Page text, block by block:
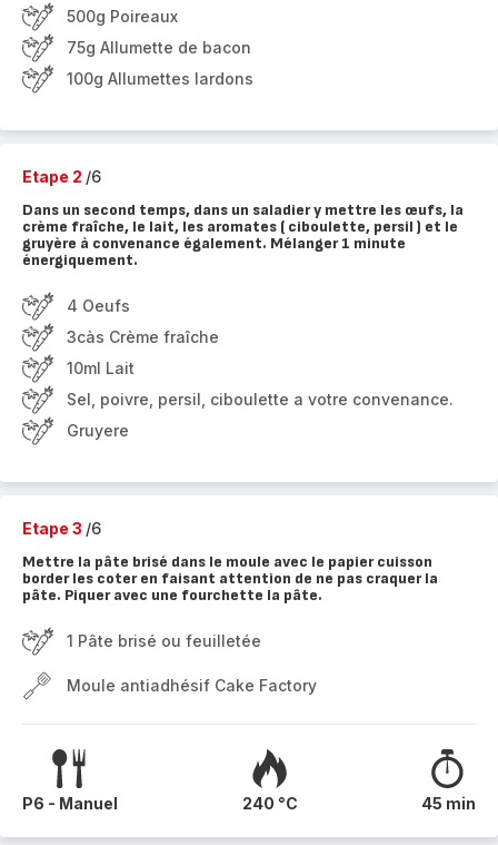
500g Poireaux
75g Allumette de bacon
100g Allumettes lardons
Etape 2 /6
Dans un second temps, dans un saladier y mettre les œufs, la
crème fraîche, le lait, les aromates ( ciboulette, persil ) et le
gruyère à convenance également. Mélanger 1 minute
énergiquement.
4 Oeufs
3càs Crème fraîche
10ml Lait
Sel, poivre, persil, ciboulette a votre convenance.
Gruyere
Etape 3 /6
Mettre la pâte brisé dans le moule avec le papier cuisson
border les coter en faisant attention de ne pas craquer la
pâte. Piquer avec une fourchette la pâte.
1 Pâte brisé ou feuilletée
Moule antiadhésif Cake Factory
P6 - Manuel 240 °C 45 min